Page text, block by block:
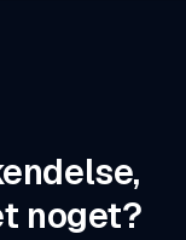
noget?